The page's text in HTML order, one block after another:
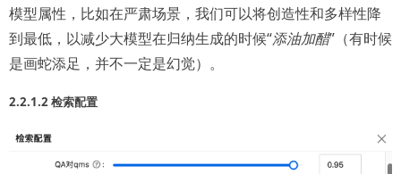
模型属性，比如在严肃场景，我们可以将创造性和多样性降
到最低，以减少大模型在归纳生成的时候“添油加醋”（有时候
是画蛇添足，并不一定是幻觉）。
2.2.1.2 检索配置